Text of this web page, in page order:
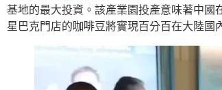
基地的最大投資。該產業園投產意味著中國
星巴克門店的咖啡豆將實現百分百在大陸國